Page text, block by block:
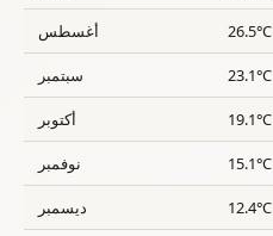
أغسطس 26.5°C
سبتمبر 23.1°C
أكتوبر 19.1°C
نوفمبر 15.1°C
ديسمبر 12.4°C